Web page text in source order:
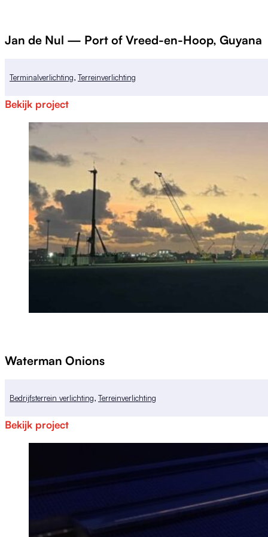
Jan de Nul — Port of Vreed-en-Hoop, Guyana
Terminalverlichting, Terreinverlichting
Bekijk project
Waterman Onions
Bedrijfsterrein verlichting, Terreinverlichting
Bekijk project